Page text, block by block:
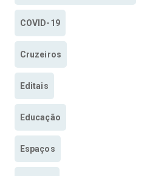
COVID-19
Cruzeiros
Editais
Educação
Espaços